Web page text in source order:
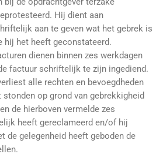
Hij dient aan
aan te geven wat het gebrek is
hij het heeft geconstateerd.
dienen binnen zes werkdagen
factuur schriftelijk te zijn ingediend.
alle rechten en bevoegdheden
op grond van gebrekkigheid
de hierboven vermelde zes
heeft gereclameerd en/of hij
de gelegenheid heeft geboden de